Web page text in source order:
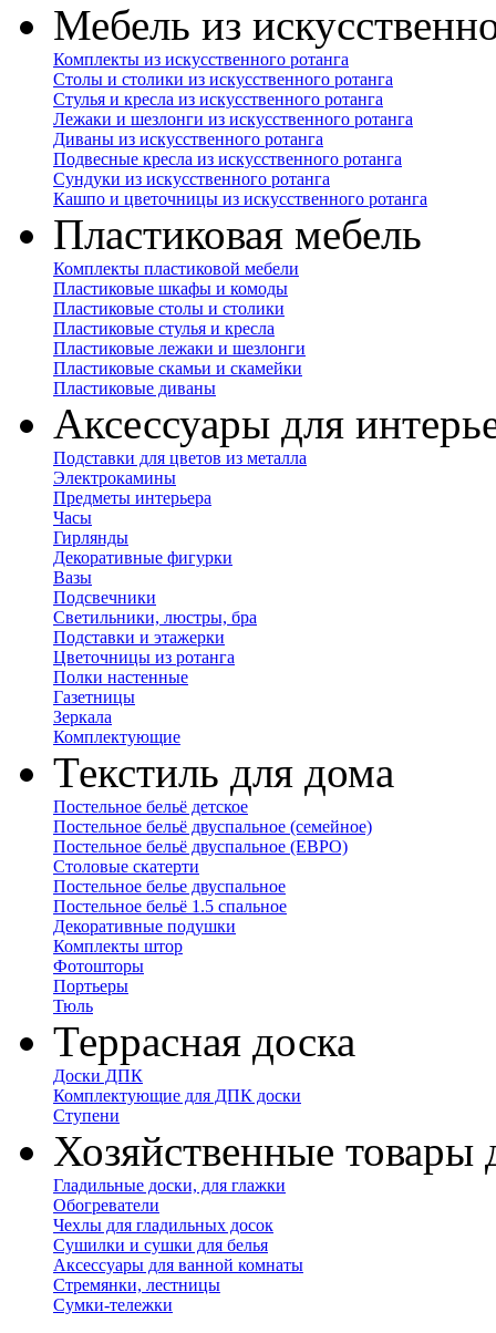
Мебель из
Комплекты из искусственного ротанга
Столы и столики из искусственного ротанга
Стулья и кресла из искусственного ротанга
Лежаки и шезлонги из искусственного ротанга
Диваны из искусственного ротанга
Подвесные кресла из искусственного ротанга
Сундуки из искусственного ротанга
Кашпо и цветочницы из искусственного ротанга
Пластиковая мебель
Комплекты пластиковой мебели
Пластиковые шкафы и комоды
Пластиковые столы и столики
Пластиковые стулья и кресла
Пластиковые лежаки и шезлонги
Пластиковые скамьи и скамейки
Пластиковые диваны
Аксессуары для
Подставки для цветов из металла
Электрокамины
Предметы интерьера
Часы
Гирлянды
Декоративные фигурки
Вазы
Подсвечники
Светильники, люстры, бра
Подставки и этажерки
Цветочницы из ротанга
Полки настенные
Газетницы
Зеркала
Комплектующие
Текстиль для дома
Постельное бельё детское
Постельное бельё двуспальное (семейное)
Постельное бельё двуспальное (ЕВРО)
Столовые скатерти
Постельное белье двуспальное
Постельное бельё 1.5 спальное
Декоративные подушки
Комплекты штор
Фотошторы
Портьеры
Тюль
Террасная доска
Доски ДПК
Комплектующие для ДПК доски
Ступени
Хозяйственные товары
Гладильные доски, для глажки
Обогреватели
Чехлы для гладильных досок
Сушилки и сушки для белья
Аксессуары для ванной комнаты
Стремянки, лестницы
Сумки-тележки